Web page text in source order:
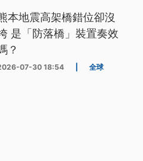
本地震高架橋錯位卻沒
是「防落橋」裝置奏效
？
07-30 18:54 全球